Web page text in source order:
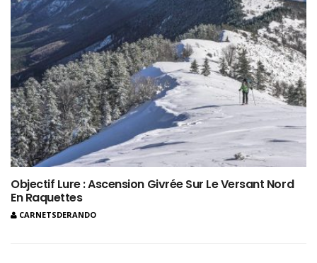
Objectif Lure : Ascension Givrée Sur Le Versant Nord
En Raquettes
CARNETSDERANDO